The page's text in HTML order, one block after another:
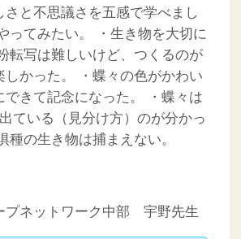
さと不思議さを五感で学べまし
ってみたい。
・生き物を大切に
転写は難しいけど、つくるのが
かった。
・蝶々の色がかわい
きて記念になった。
・蝶々は
ている（見分け方）のが分かっ
種の生き物は捕まえない。
ネットワーク中部 宇野先生